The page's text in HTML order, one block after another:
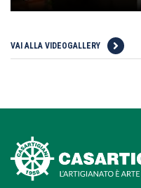
VAI ALLA VIDEOGALLERY